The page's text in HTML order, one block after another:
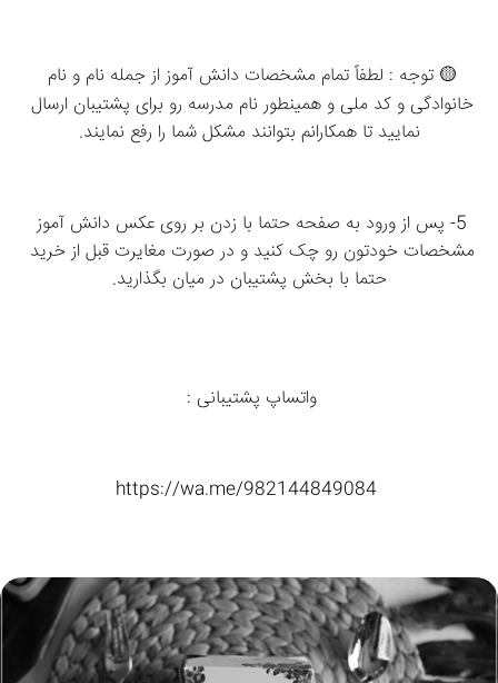
🟡 توجه : لطفاً تمام مشخصات دانش آموز از جمله نام و نام
خانوادگی و کد ملی و همینطور نام مدرسه رو برای پشتیبان ارسال
نمایید تا همکارانم بتوانند مشکل شما را رفع نمایند.
5- پس از ورود به صفحه حتما با زدن بر روی عکس دانش آموز
مشخصات خودتون رو چک کنید و در صورت مغایرت قبل از خرید
حتما با بخش پشتیبان در میان بگذارید.
واتساپ پشتیبانی :